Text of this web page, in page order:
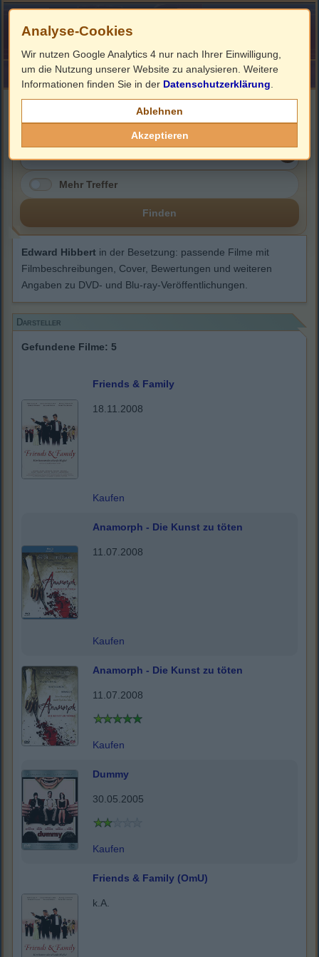
HOME ImpressumLinks
Edward Hibbert
Mehr Treffer
Finden
Edward Hibbert in der Besetzung: passende Filme mit
Filmbeschreibungen, Cover, Bewertungen und weiteren
Angaben zu DVD- und Blu-ray-Veröffentlichungen.
Darsteller
Gefundene Filme: 5
Friends & Family
18.11.2008
Kaufen
Anamorph - Die Kunst zu töten
11.07.2008
Kaufen
Anamorph - Die Kunst zu töten
11.07.2008
Kaufen
Dummy
30.05.2005
Kaufen
Friends & Family (OmU)
k.A.
Analyse-Cookies
Wir nutzen Google Analytics 4 nur nach Ihrer Einwilligung,
um die Nutzung unserer Website zu analysieren. Weitere
Informationen finden Sie in der Datenschutzerklärung
Ablehnen
Akzeptieren